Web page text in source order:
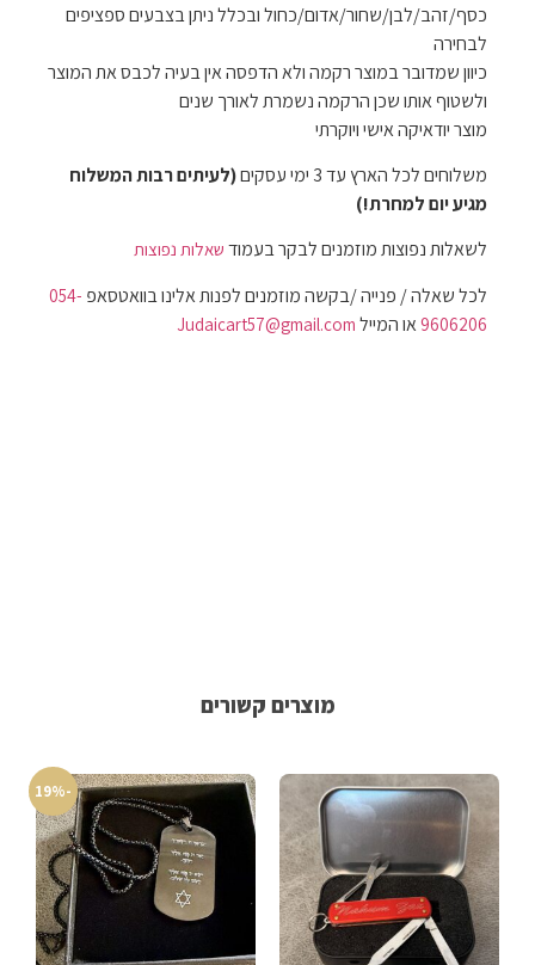
כסף/זהב/לבן/שחור/אדום/כחול ובכלל ניתן בצבעים ספציפים
לבחירה
כיוון שמדובר במוצר רקמה ולא הדפסה אין בעיה לכבס את המוצר
ולשטוף אותו שכן הרקמה נשמרת לאורך שנים
מוצר יודאיקה אישי ויוקרתי
משלוחים לכל הארץ עד 3 ימי עסקים
(לעיתים רבות המשלוח
מגיע יום למחרת!)
לשאלות נפוצות מוזמנים לבקר בעמוד שאלות נפוצות
לכל שאלה / פנייה /בקשה מוזמנים לפנות אלינו בוואטסאפ 054-
9606206או המייל Judaicart57@gmail.com
מוצרים קשורים
-19%